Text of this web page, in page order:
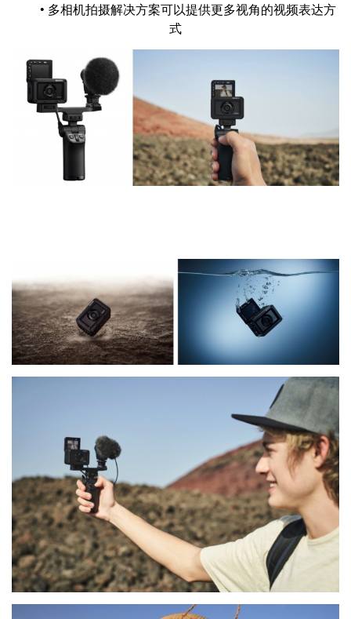
• 多相机拍摄解决方案可以提供更多视角的视频表达方
式